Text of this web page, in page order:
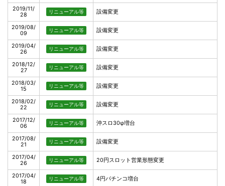
2019/11/
28
リニューアル等 設備変更
2019/08/
09
リニューアル等 設備変更
2019/04/
26
リニューアル等 設備変更
2018/12/
27
リニューアル等 設備変更
2018/03/
15
リニューアル等 設備変更
2018/02/
22
リニューアル等 設備変更
2017/12/
06
リニューアル等 沖スロ30φ増台
2017/08/
21
リニューアル等 設備変更
2017/04/
26
リニューアル等 20円スロット営業形態変更
2017/04/
18
リニューアル等 4円パチンコ増台